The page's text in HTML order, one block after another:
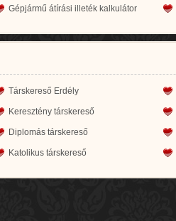
Gépjármű átírási illeték kalkulátor
Társkereső Erdély
Keresztény társkereső
Diplomás társkereső
Katolikus társkereső